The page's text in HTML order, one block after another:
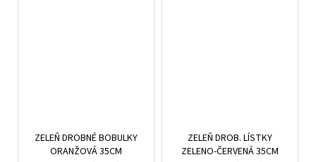
ZELEŇ DROBNÉ BOBULKY
ORANŽOVÁ 35CM
ZELEŇ DROB. LÍSTKY
ZELENO-ČERVENÁ 35CM